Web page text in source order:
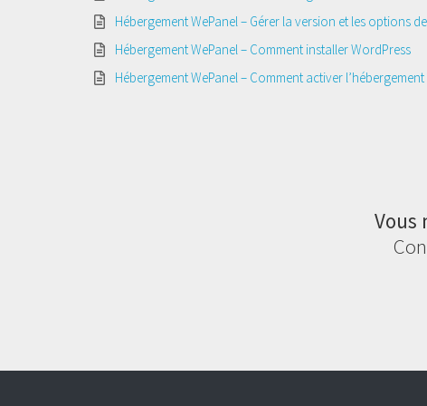
Hébergement WePanel – Gérer la version et les options
Hébergement WePanel – Comment installer WordPress
Hébergement WePanel – Comment activer l’hébergement
Vous